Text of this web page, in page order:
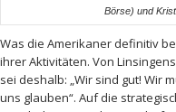
Börse) und
Was die Amerikaner definitiv
ihrer Aktivitäten. Von
sei deshalb: „Wir sind gut! Wir
uns glauben“. Auf die